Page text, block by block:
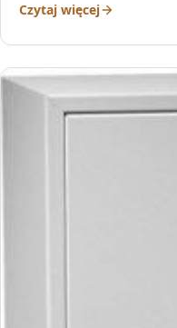
Czytaj więcej